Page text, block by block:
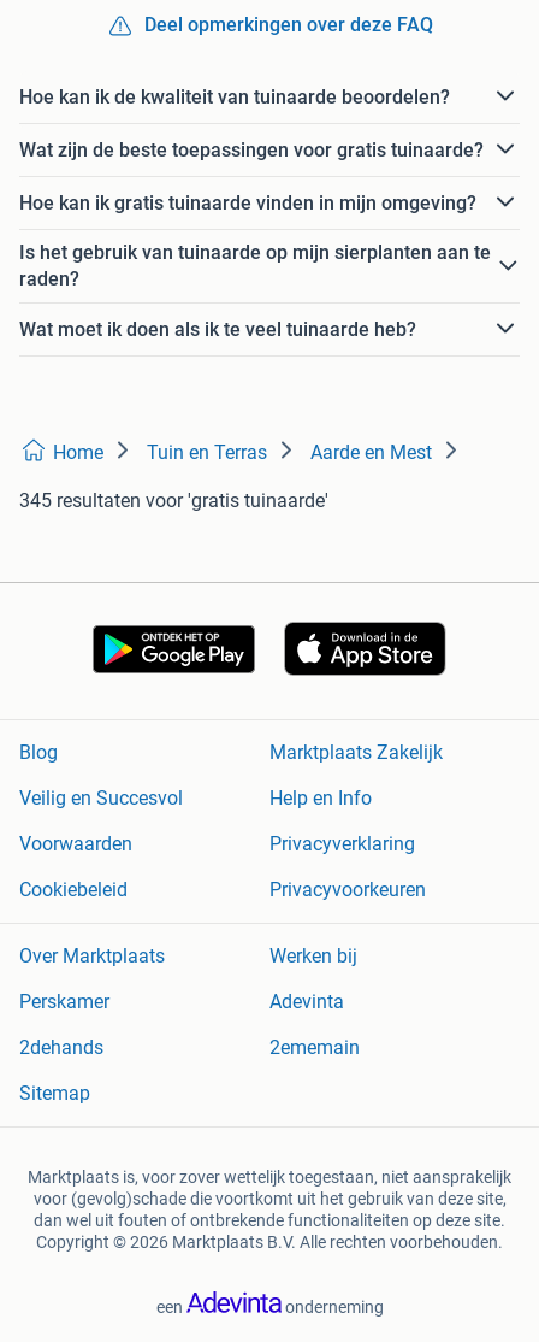
Deel opmerkingen over deze FAQ
Hoe kan ik de kwaliteit van tuinaarde beoordelen?
Wat zijn de beste toepassingen voor gratis tuinaarde?
Hoe kan ik gratis tuinaarde vinden in mijn omgeving?
Is het gebruik van tuinaarde op mijn sierplanten aan te
raden?
Wat moet ik doen als ik te veel tuinaarde heb?
Home Tuin en Terras Aarde en Mest
345 resultaten voor 'gratis tuinaarde'
Blog
Marktplaats Zakelijk
Veilig en Succesvol
Help en Info
Voorwaarden
Privacyverklaring
Cookiebeleid
Privacyvoorkeuren
Over Marktplaats
Werken bij
Perskamer
Adevinta
2dehands
2ememain
Sitemap
Marktplaats is, voor zover wettelijk toegestaan, niet aansprakelijk
voor (gevolg)schade die voortkomt uit het gebruik van deze site,
dan wel uit fouten of ontbrekende functionaliteiten op deze site.
Copyright © 2026 Marktplaats B.V. Alle rechten voorbehouden.
een onderneming